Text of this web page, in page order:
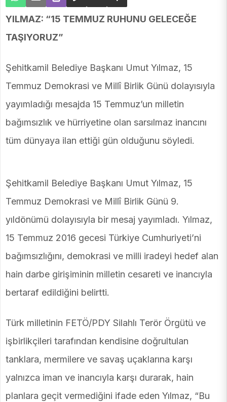
YILMAZ: “15 TEMMUZ RUHUNU GELECEĞE
TAŞIYORUZ”
Şehitkamil Belediye Başkanı Umut Yılmaz, 15
Temmuz Demokrasi ve Millî Birlik Günü dolayısıyla
yayımladığı mesajda 15 Temmuz’un milletin
bağımsızlık ve hürriyetine olan sarsılmaz inancını
tüm dünyaya ilan ettiği gün olduğunu söyledi.
Şehitkamil Belediye Başkanı Umut Yılmaz, 15
Temmuz Demokrasi ve Millî Birlik Günü 9.
yıldönümü dolayısıyla bir mesaj yayımladı. Yılmaz,
15 Temmuz 2016 gecesi Türkiye Cumhuriyeti’ni
bağımsızlığını, demokrasi ve milli iradeyi hedef alan
hain darbe girişiminin milletin cesareti ve inancıyla
bertaraf edildiğini belirtti.
Türk milletinin FETÖ/PDY Silahlı Terör Örgütü ve
işbirlikçileri tarafından kendisine doğrultulan
tanklara, mermilere ve savaş uçaklarına karşı
yalnızca iman ve inancıyla karşı durarak, hain
planlara geçit vermediğini ifade eden Yılmaz, “Bu